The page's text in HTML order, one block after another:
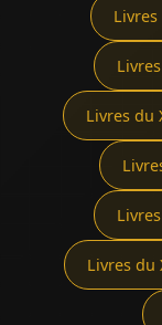
Livres
Livres du
Livres du